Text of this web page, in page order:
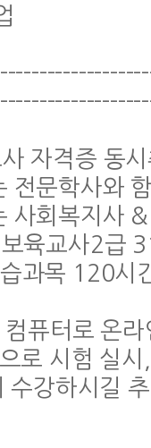
자격증 동
문학사와
사회복지사
육교사2급
과목 120시
퓨터로 온라
로 시험 실
수강하시길